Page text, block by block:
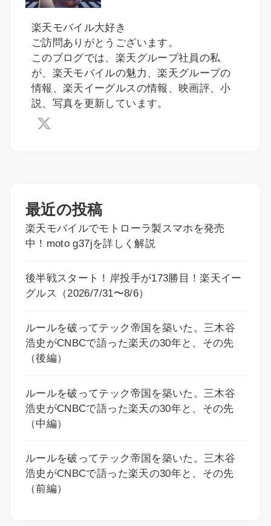
楽天モバイル大好き
ご訪問ありがとうございます。
このブログでは、楽天グループ社員の私
が、楽天モバイルの魅力、楽天グループの
情報、楽天イーグルスの情報、映画評、小
説、写真を更新しています。
最近の投稿
楽天モバイルでモトローラ製スマホを発売
中！moto g37jを詳しく解説
後半戦スタート！岸投手が173勝目！楽天イー
グルス（2026/7/31〜8/6）
ルールを破ってテック帝国を築いた。三木谷
浩史がCNBCで語った楽天の30年と、その先
（後編）
ルールを破ってテック帝国を築いた。三木谷
浩史がCNBCで語った楽天の30年と、その先
（中編）
ルールを破ってテック帝国を築いた。三木谷
浩史がCNBCで語った楽天の30年と、その先
（前編）